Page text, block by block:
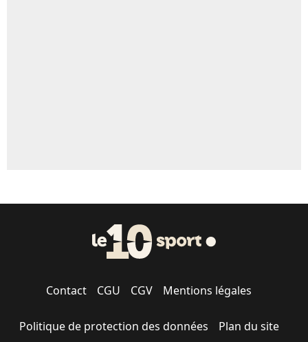
Contact CGU CGV Mentions légales
Politique de protection des données Plan du site